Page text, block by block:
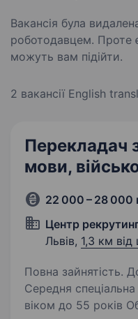
Вакансія була
роботодавцем. Проте є
можуть вам підійти.
2 вакансії English
Перекладач
мови,
22 000 – 28 000
Центр
Львів, 1,3 км від
Повна зайнятість.
Середня спеціальна освіта.
віком до 55 років Обов’язкова умова — вища